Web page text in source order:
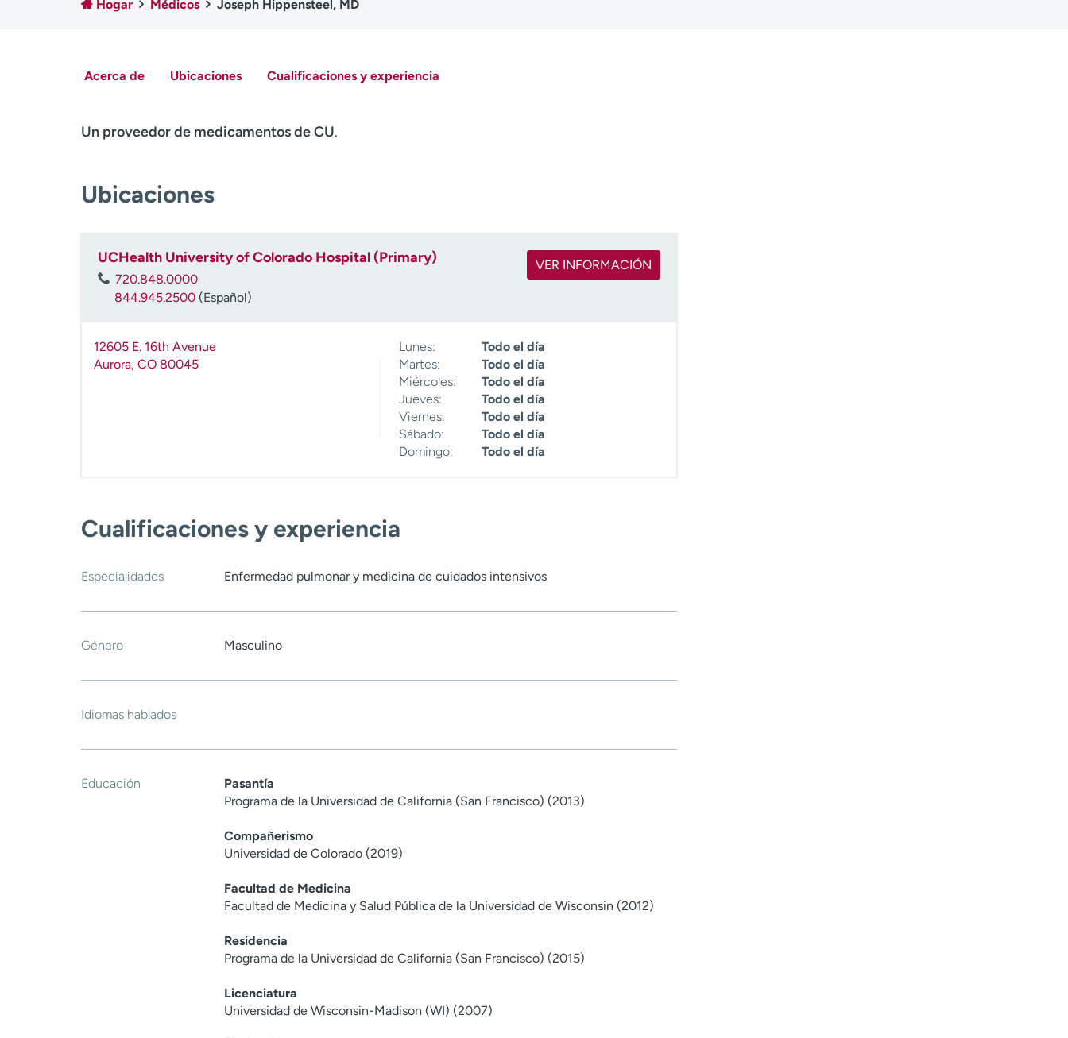
Hogar Médicos Joseph Hippensteel, MD
Acerca de Ubicaciones Cualificaciones y experiencia
Un proveedor de medicamentos de CU.
Ubicaciones
UCHealth University of Colorado Hospital (Primary)
720.848.0000
844.945.2500 (Español)
VER INFORMACIÓN
12605 E. 16th Avenue
Aurora, CO 80045
Lunes:
Todo el día
Martes:
Todo el día
Miércoles:
Todo el día
Jueves:
Todo el día
Viernes:
Todo el día
Sábado:
Todo el día
Domingo:
Todo el día
Cualificaciones y experiencia
Especialidades Enfermedad pulmonar y medicina de cuidados intensivos
Género Masculino
Idiomas hablados
Educación
Pasantía
Programa de la Universidad de California (San Francisco) (2013)
Compañerismo
Universidad de Colorado (2019)
Facultad de Medicina
Facultad de Medicina y Salud Pública de la Universidad de Wisconsin (2012)
Residencia
Programa de la Universidad de California (San Francisco) (2015)
Licenciatura
Universidad de Wisconsin-Madison (WI) (2007)